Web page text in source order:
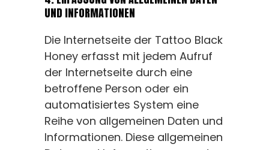
UND INFORMATIONEN
Die Internetseite der Tattoo Black
Honey erfasst mit jedem Aufruf
der Internetseite durch eine
betroffene Person oder ein
automatisiertes System eine
Reihe von allgemeinen Daten und
Informationen. Diese allgemeinen